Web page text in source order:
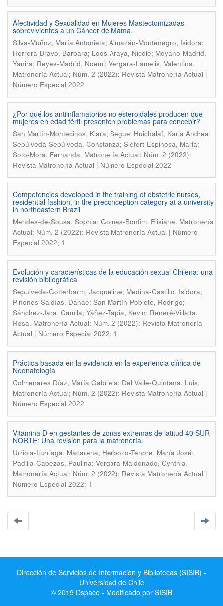
Afectividad y Sexualidad en Mujeres Mastectomizadas
sobrevivientes a un Cáncer de Mama.
Silva-Muñoz, María Antonieta; Almazán-Montenegro, Isidora;
Herrera-Bravo, Barbara; Loos-Araya, Nicole; Moyano-Madrid,
Yanira; Reyes-Madrid, Noemi; Vergara-Lamelis, Valentina.
Matronería Actual; Núm. 2 (2022): Revista Matronería Actual |
Número Especial 2022
¿Por qué los antiinflamatorios no esteroidales producen que
mujeres en edad fértil presenten problemas para concebir?
San Martín-Montecinos, Kiara; Seguel Huichalaf, Karla Andrea;
Sepúlveda-Sepúlveda, Constanza; Siefert-Espinosa, Marla;
Soto-Mora, Fernanda. Matronería Actual; Núm. 2 (2022):
Revista Matronería Actual | Número Especial 2022
Competencies developed in the training of obstetric nurses,
residential fashion, in the preconception category at a university
in northeastern Brazil
Mendes-de-Sousa, Sophia; Gomes-Bonfim, Elisiane. Matronería
Actual; Núm. 2 (2022): Revista Matronería Actual | Número
Especial 2022; 1
Evolución y características de la educación sexual Chilena: una
revisión bibliográfica
Sepulveda-Gotterbarm, Jacqueline; Medina-Castillo, Isidora;
Piñones-Saldías, Danae; San Martín-Poblete, Rodrigo;
Sánchez-Jara, Camila; Yáñez-Tapia, Kevin; Reneré-Villalta,
Rosa. Matronería Actual; Núm. 2 (2022): Revista Matronería
Actual | Número Especial 2022; 1
Práctica basada en la evidencia en la experiencia clínica de
Neonatología
Colmenares Díaz, María Gabriela; Del Valle-Quintana, Luis.
Matronería Actual; Núm. 2 (2022): Revista Matronería Actual |
Número Especial 2022
Vitamina D en gestantes de zonas extremas de latitud 40 SUR-
NORTE: Una revisión para la matronería.
Urriola-Iturriaga, Macarena; Herbozo-Tenore, María José;
Padilla-Cabezas, Paulina; Vergara-Maldonado, Cynthia.
Matronería Actual; Núm. 2 (2022): Revista Matronería Actual |
Número Especial 2022; 1
Dirección de Servicios de Información y Bibliotecas (SISIB) -
Universidad de Chile
© 2019 Dspace - Modificado por SISIB